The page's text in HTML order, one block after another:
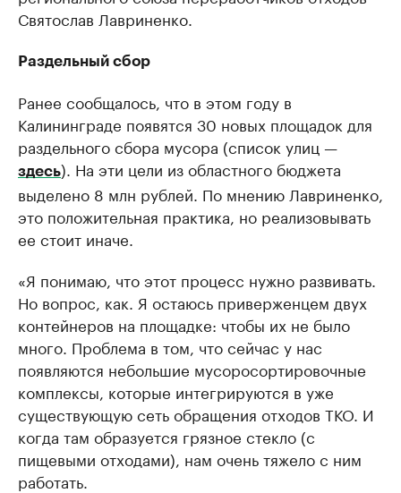
Святослав Лавриненко.
Раздельный сбор
Ранее сообщалось, что в этом году в
Калининграде появятся 30 новых площадок для
раздельного сбора мусора (список улиц —
здесь). На эти цели из областного бюджета
выделено 8 млн рублей. По мнению Лавриненко,
это положительная практика, но реализовывать
ее стоит иначе.
«Я понимаю, что этот процесс нужно развивать.
Но вопрос, как. Я остаюсь приверженцем двух
контейнеров на площадке: чтобы их не было
много. Проблема в том, что сейчас у нас
появляются небольшие мусоросортировочные
комплексы, которые интегрируются в уже
существующую сеть обращения отходов ТКО. И
когда там образуется грязное стекло (с
пищевыми отходами), нам очень тяжело с ним
работать.